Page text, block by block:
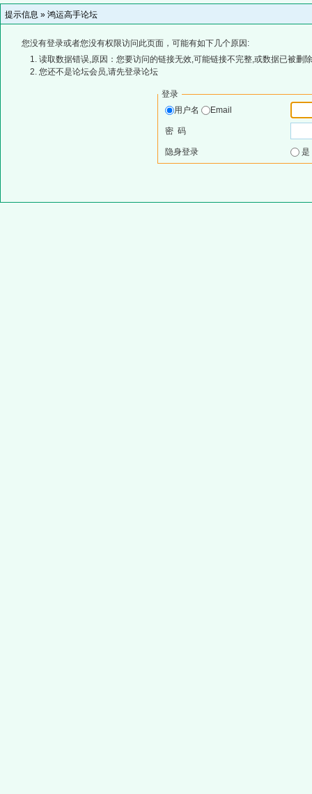
提示信息 » 鸿运高手论坛
您没有登录或者您没有权限访问此页面，可能有如下几个原因:
读取数据错误,原因：您要访问的链接无效,可能链接不完整,或数据已被删
您还不是论坛会员,请先登录论坛
登录
用户名
Email
密 码
隐身登录